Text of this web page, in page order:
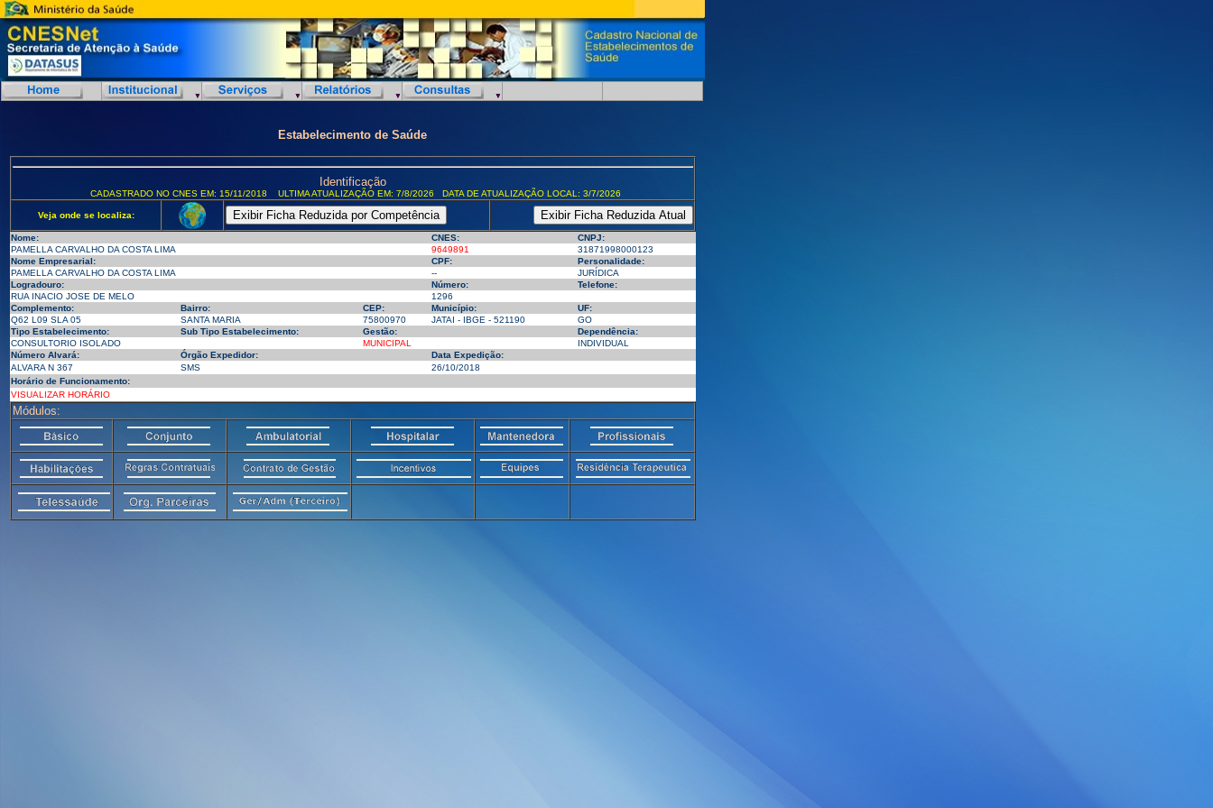
Estabelecimento de Saúde
Identificação
CADASTRADO NO CNES EM: 15/11/2018 ULTIMA ATUALIZAÇÃO EM: 7/8/2026 DATA DE ATUALIZAÇÃO LOCAL: 3/7/2026
Veja onde se localiza:
Nome: CNES:
CNPJ:
PAMELLA CARVALHO DA COSTA LIMA
9649891
31871998000123
Nome Empresarial:
CPF:
Personalidade:
PAMELLA CARVALHO DA COSTA LIMA
--
JURÍDICA
Logradouro:
Número:
Telefone:
RUA INACIO JOSE DE MELO
1296
Complemento:
Bairro: CEP: Município:
UF:
Q62 L09 SLA 05
SANTA MARIA 75800970 JATAI - IBGE - 521190
GO
Tipo Estabelecimento:
Sub Tipo Estabelecimento: Gestão:
Dependência:
CONSULTORIO ISOLADO
MUNICIPAL
INDIVIDUAL
Número Alvará:
Órgão Expedidor:
Data Expedição:
ALVARA N 367
SMS
26/10/2018
Horário de Funcionamento:
VISUALIZAR HORÁRIO
Módulos: